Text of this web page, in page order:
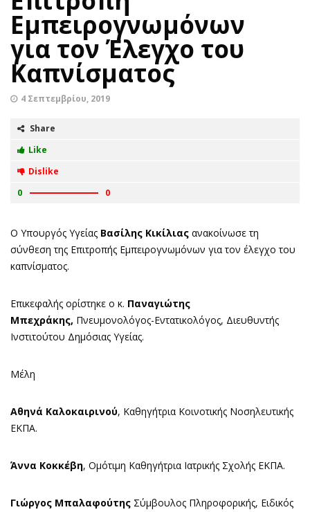
Εμπειρογνωμόνων
για τον Έλεγχο του
Καπνίσματος
4 Σεπτεμβρίου, 2019
Share
Like
Dislike
0
0
Ο Υπουργός Υγείας Βασίλης Κικίλιας ανακοίνωσε τη
σύνθεση της Επιτροπής Εμπειρογνωμόνων για τον έλεγχο του
καπνίσματος.
Επικεφαλής ορίστηκε ο κ. Παναγιώτης
Μπεχράκης, Πνευμονολόγος-Εντατικολόγος, Διευθυντής
Ινστιτούτου Δημόσιας Υγείας.
Μέλη
Αθηνά Καλοκαιρινού, Καθηγήτρια Κοινοτικής Νοσηλευτικής
ΕΚΠΑ.
Άννα Κοκκέβη, Ομότιμη Καθηγήτρια Ιατρικής Σχολής ΕΚΠΑ.
Γιώργος Μπαλαφούτης Σύμβουλος Πληροφορικής, Ειδικός